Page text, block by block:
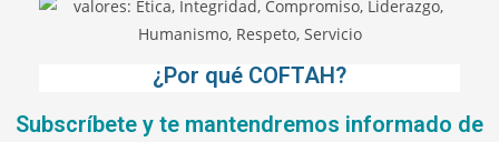
¿Por qué COFTAH?
Subscríbete y te mantendremos informado de